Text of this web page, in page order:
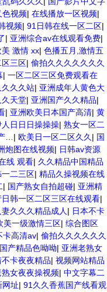
色视频| 在线播放一区视频|
视频| 91日韩在线一区二区|
| 亚洲综合av在线观看免费|
美 激情 xx| 色播五月,激情五
区三区| 偷拍久久久久久久久
| 一区二区三区免费观看在
久久站| 亚洲成年人黄色大
天堂| 亚洲国产久久精品|
| 亚洲欧美日本国产高清| 黄
人日日日操操操| 熟女一区二
… | 欧美日一区二区久久 | 国
炮图在线视频| 日韩av资源
线 观看| 久久精品中国精品
二三区| 精品久操视频在线
| 国产熟女自拍超碰| 亚洲精
日韩一区二区三区在线观看|
妻久久久精品成人 | 日本不卡
美一级激情三区| 综合图区
卡高清av| 偷拍久久久久久久
产精品色呦呦| 亚洲老熟女
不卡夜夜精品| 视频网站精品
女夜夜操视频| 中文字幕二
网址| 91久久香蕉国产线看观